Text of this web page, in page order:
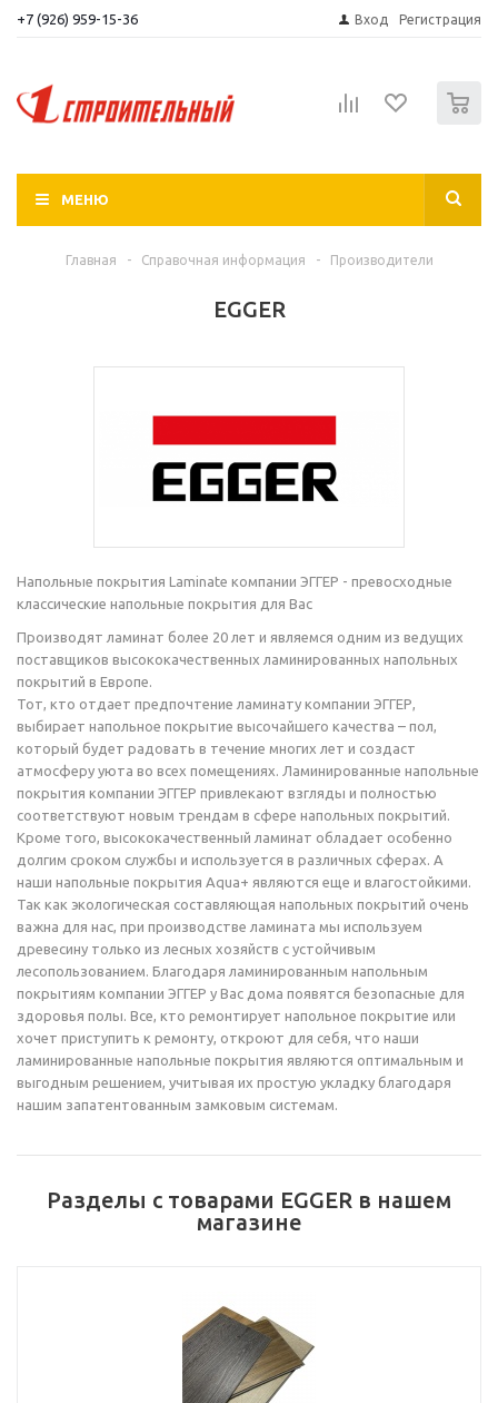
+7 (926) 959-15-36 Вход Регистрация
МЕНЮ
Главная - Справочная информация - Производители
EGGER
Напольные покрытия Laminate компании ЭГГЕР - превосходные
классические напольные покрытия для Вас
Производят ламинат более 20 лет и являемся одним из ведущих
поставщиков высококачественных ламинированных напольных
покрытий в Европе.
Тот, кто отдает предпочтение ламинату компании ЭГГЕР,
выбирает напольное покрытие высочайшего качества – пол,
который будет радовать в течение многих лет и создаст
атмосферу уюта во всех помещениях. Ламинированные напольные
покрытия компании ЭГГЕР привлекают взгляды и полностью
соответствуют новым трендам в сфере напольных покрытий.
Кроме того, высококачественный ламинат обладает особенно
долгим сроком службы и используется в различных сферах. А
наши напольные покрытия Aqua+ являются еще и влагостойкими.
Так как экологическая составляющая напольных покрытий очень
важна для нас, при производстве ламината мы используем
древесину только из лесных хозяйств с устойчивым
лесопользованием. Благодаря ламинированным напольным
покрытиям компании ЭГГЕР у Вас дома появятся безопасные для
здоровья полы. Все, кто ремонтирует напольное покрытие или
хочет приступить к ремонту, откроют для себя, что наши
ламинированные напольные покрытия являются оптимальным и
выгодным решением, учитывая их простую укладку благодаря
нашим запатентованным замковым системам.
Разделы с товарами EGGER в нашем
магазине